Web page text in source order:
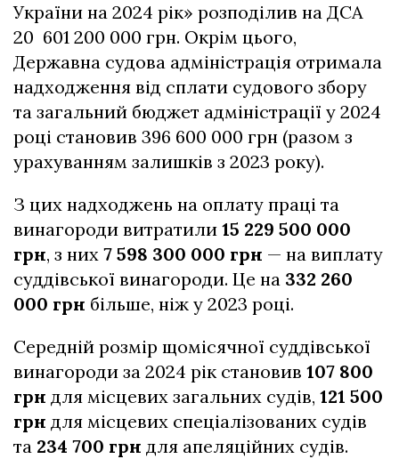
України на 2024 рік» розподілив на ДСА
20 601 200 000 грн. Окрім цього,
Державна судова адміністрація отримала
надходження від сплати судового збору
та загальний бюджет адміністрації у 2024
році становив 396 600 000 грн (разом з
урахуванням залишків з 2023 року).
З цих надходжень на оплату праці та
винагороди витратили 15 229 500 000
грн, з них 7 598 300 000 грн — на виплату
суддівської винагороди. Це на 332 260
000 грн більше, ніж у 2023 році.
Середній розмір щомісячної суддівської
винагороди за 2024 рік становив 107 800
грн для місцевих загальних судів, 121 500
грн для місцевих спеціалізованих судів
та 234 700 грн для апеляційних судів.